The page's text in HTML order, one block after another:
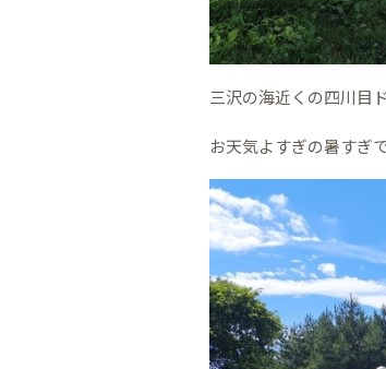
三沢の海近くの四川目
お天気よすぎの暑すぎ